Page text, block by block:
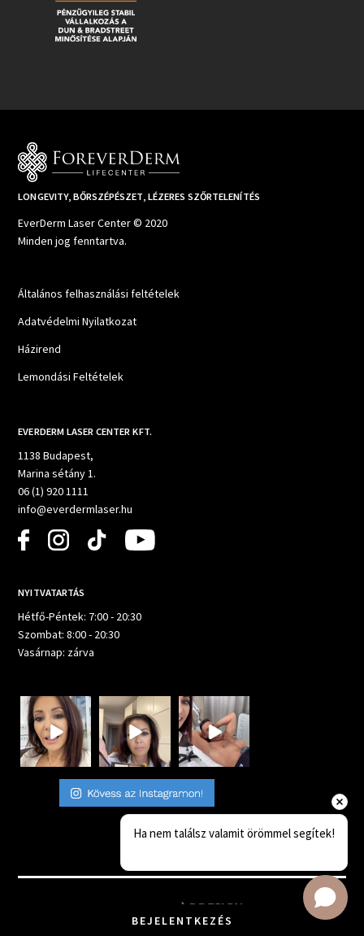
BEJELENTKEZÉS
LONGEVITY, BŐRSZÉPÉSZET, LÉZERES SZŐRTELENÍTÉS
EverDerm Laser Center © 2020
Minden jog fenntartva.
Általános felhasználási feltételek
Adatvédelmi Nyilatkozat
Házirend
Lemondási Feltételek
EVERDERM LASER CENTER KFT.
1138 Budapest,
Marina sétány 1.
06 (1) 920 1111
info@everdermlaser.hu
NYITVATARTÁS
Hétfő-Péntek: 7:00 - 20:30
Szombat: 8:00 - 20:30
Vasárnap: zárva
Ha nem találsz valamit örömmel segítek!